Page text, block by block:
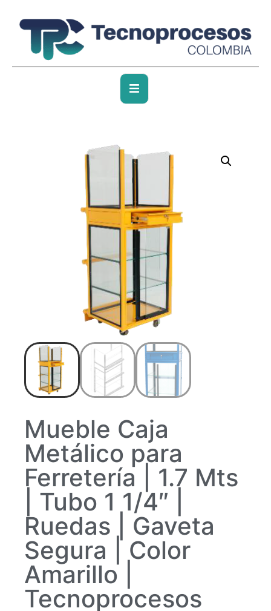
Mueble Caja
Metálico para
Ferretería | 1.7 Mts
| Tubo 1 1/4″ |
Ruedas | Gaveta
Segura | Color
Amarillo |
Tecnoprocesos